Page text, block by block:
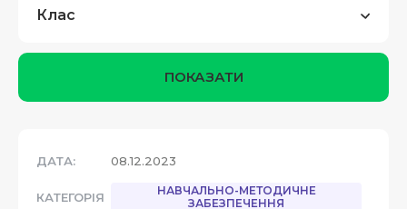
Клас
ПОКАЗАТИ
ДАТА: 08.12.2023
КАТЕГОРІЯ
НАВЧАЛЬНО-МЕТОДИЧНЕ
ЗАБЕЗПЕЧЕННЯ